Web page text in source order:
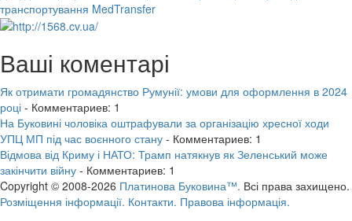
транспортування MedTransfer
Ваші коментарі
Як отримати громадянство Румунії: умови для оформлення в 2024
році - Комментариев: 1
На Буковині чоловіка оштрафували за організацію хресної ходи
УПЦ МП під час воєнного стану - Комментариев: 1
Відмова від Криму і НАТО: Трамп натякнув як Зеленський може
закінчити війну - Комментариев: 1
Copyright © 2008-2026 Платинова Буковина™. Всі права захищено.
Розміщення інформації. Контакти. Правова інформація.